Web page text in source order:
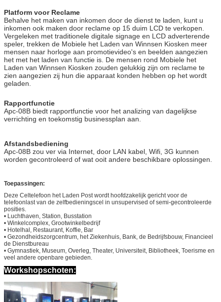
Platform voor Reclame
Behalve het maken van inkomen door de dienst te laden, kunt u
inkomen ook maken door reclame op 15 duim LCD te verkopen.
Vergeleken met traditionele digitale signage en LCD adverterende
speler, trekken de Mobiele het Laden van Winnsen Kiosken meer
mensen naar horloge aan promotievideo's en beelden aangezien
het met het laden van functie is. De mensen rond Mobiele het
Laden van Winnsen Kiosken zouden gelukkig zijn om reclame te
zien aangezien zij hun die apparaat konden hebben op het wordt
geladen.
Rapportfunctie
Apc-08B biedt rapportfunctie voor het analizing van dagelijkse
verrichting en toekomstig businessplan aan.
Afstandsbediening
Apc-08B zou ver via Internet, door LAN kabel, Wifi, 3G kunnen
worden gecontroleerd of wat ooit andere beschikbare oplossingen.
Toepassingen:
Deze Celtelefoon het Laden Post wordt hoofdzakelijk gericht voor de
telefoonlast van de zelfbedieningscel in unsupervised of semi-gecontroleerde
posities.
• Luchthaven, Station, Busstation
• Winkelcomplex, Grootwinkelbedrijf
• Hotelhal, Restaurant, Koffie, Bar
• Gezondheidszorgcentrum, het Ziekenhuis, Bank, de Bedrijfsbouw, Financieel
de Dienstbureau
• Gymnastiek, Museum, Overleg, Theater, Universiteit, Bibliotheek, Toerisme en
veel andere openbare gebieden.
Workshopschoten: